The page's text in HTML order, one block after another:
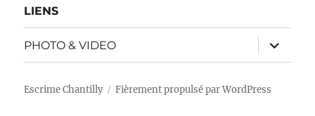
LIENS
PHOTO & VIDEO
ouvrir
le
sous-
Escrime Chantilly Fièrement propulsé par WordPress